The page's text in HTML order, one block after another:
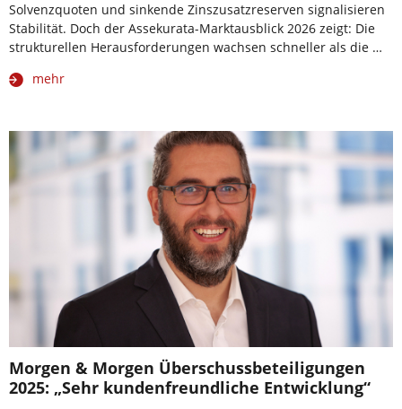
Solvenzquoten und sinkende Zinszusatzreserven signalisieren
Stabilität. Doch der Assekurata-Marktausblick 2026 zeigt: Die
strukturellen Herausforderungen wachsen schneller als die …
mehr
Morgen & Morgen Überschussbeteiligungen
2025: „Sehr kundenfreundliche Entwicklung“